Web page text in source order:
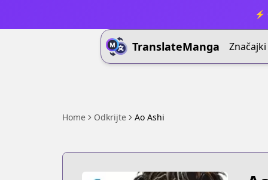
⚡
TranslateManga Značajki
Home Odkrijte Ao Ashi